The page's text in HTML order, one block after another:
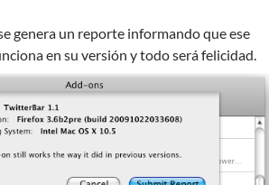
genera un reporte informando que ese
en su versión y todo será felicidad.